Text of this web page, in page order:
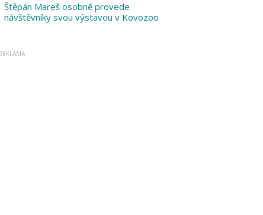
Štěpán Mareš osobně provede
návštěvníky svou výstavou v Kovozoo